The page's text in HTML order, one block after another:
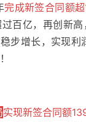
完成新签合同额
百亿，再创新
步增长，实现
实现新签合同额